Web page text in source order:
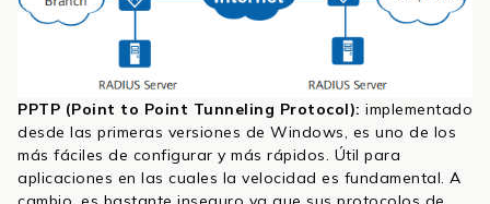
PPTP (Point to Point Tunneling Protocol): implementado
desde las primeras versiones de Windows, es uno de los
más fáciles de configurar y más rápidos. Útil para
aplicaciones en las cuales la velocidad es fundamental. A